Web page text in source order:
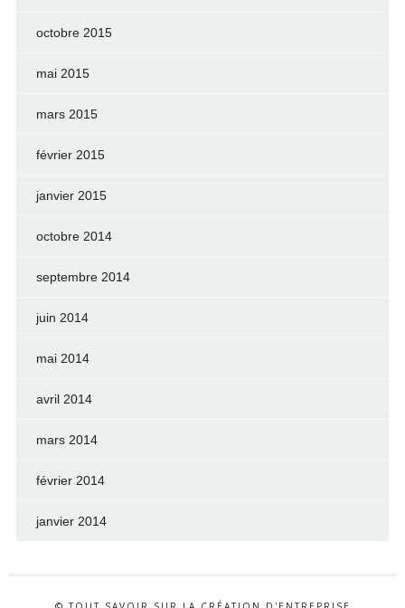
octobre 2015
mai 2015
mars 2015
février 2015
janvier 2015
octobre 2014
septembre 2014
juin 2014
mai 2014
avril 2014
mars 2014
février 2014
janvier 2014